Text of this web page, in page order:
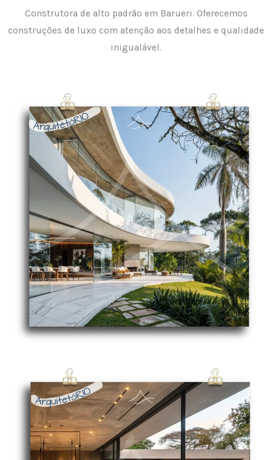
Construtora de alto padrão em Barueri. Oferecemos
construções de luxo com atenção aos detalhes e qualidade
inigualável.